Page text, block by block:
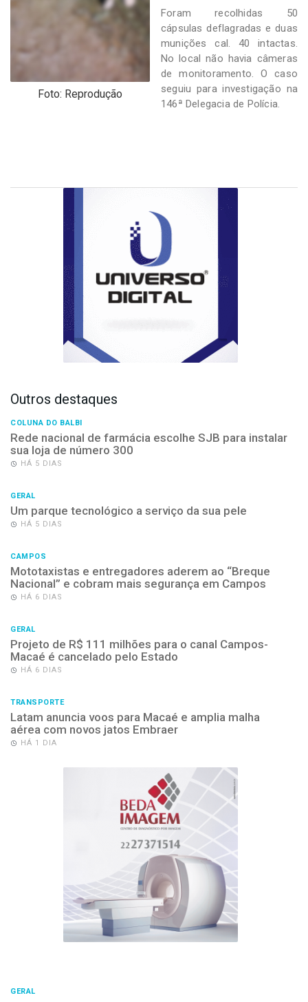
Foto: Reprodução
Foram recolhidas 50
cápsulas deflagradas e duas
munições cal. 40 intactas.
No local não havia câmeras
de monitoramento. O caso
seguiu para investigação na
146ª Delegacia de Polícia.
Outros destaques
COLUNA DO BALBI
Rede nacional de farmácia escolhe SJB para instalar
sua loja de número 300
HÁ 5 DIAS
GERAL
Um parque tecnológico a serviço da sua pele
HÁ 5 DIAS
CAMPOS
Mototaxistas e entregadores aderem ao “Breque
Nacional” e cobram mais segurança em Campos
HÁ 6 DIAS
GERAL
Projeto de R$ 111 milhões para o canal Campos-
Macaé é cancelado pelo Estado
HÁ 6 DIAS
TRANSPORTE
Latam anuncia voos para Macaé e amplia malha
aérea com novos jatos Embraer
HÁ 1 DIA
GERAL